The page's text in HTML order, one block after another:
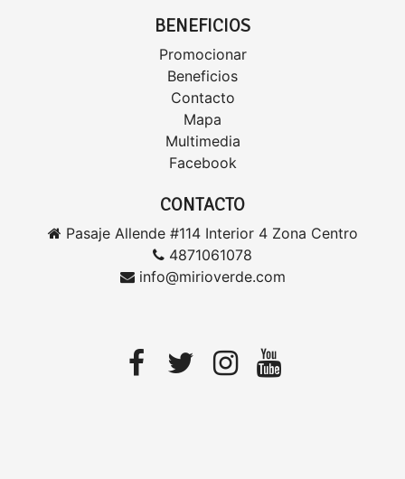
BENEFICIOS
Promocionar
Beneficios
Contacto
Mapa
Multimedia
Facebook
CONTACTO
Pasaje Allende #114 Interior 4 Zona Centro
4871061078
info@mirioverde.com